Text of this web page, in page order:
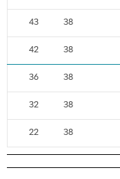
38
43
38
42
38
36
38
32
38
22